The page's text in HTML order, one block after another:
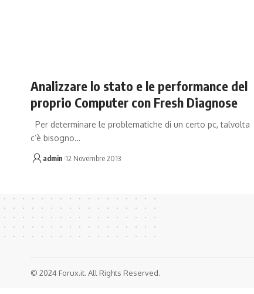
Analizzare lo stato e le performance del
proprio Computer con Fresh Diagnose
Per determinare le problematiche di un certo pc, talvolta
c’è bisogno…
admin 12 Novembre 2013
© 2024 Forux.it. All Rights Reserved.